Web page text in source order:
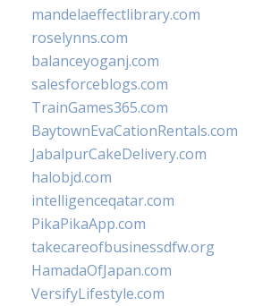
mandelaeffectlibrary.com
roselynns.com
balanceyoganj.com
salesforceblogs.com
TrainGames365.com
BaytownEvaCationRentals.com
JabalpurCakeDelivery.com
halobjd.com
intelligenceqatar.com
PikaPikaApp.com
takecareofbusinessdfw.org
HamadaOfJapan.com
VersifyLifestyle.com